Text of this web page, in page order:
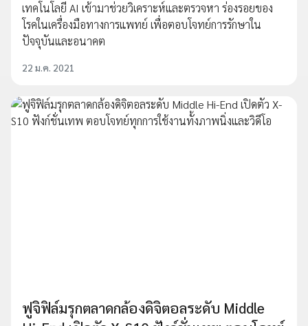
เทคโนโลยี AI เข้ามาช่วยวิเคราะห์และตรวจหา ร่องรอยของ
โรคในเครื่องมือทางการแพทย์ เพื่อตอบโจทย์การรักษาใน
ปัจจุบันและอนาคต
22 ม.ค. 2021
ฟูจิฟิล์มรุกตลาดกล้องดิจิตอลระดับ Middle